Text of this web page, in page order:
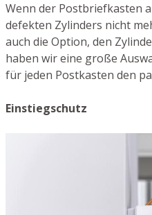
Wenn der Postbriefkasten
defekten Zylinders nicht
auch die Option, den
haben wir eine große
für jeden Postkasten den
Einstiegschutz